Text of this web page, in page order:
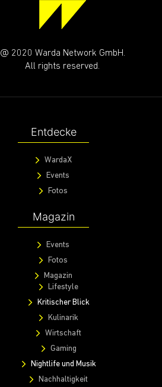
@ 2020 Warda Network GmbH.
All rights reserved.
Entdecke
WardaX
Events
Fotos
Magazin
Events
Fotos
Magazin
Lifestyle
Kritischer Blick
Kulinarik
Wirtschaft
Gaming
Nightlife und Musik
Nachhaltigkeit